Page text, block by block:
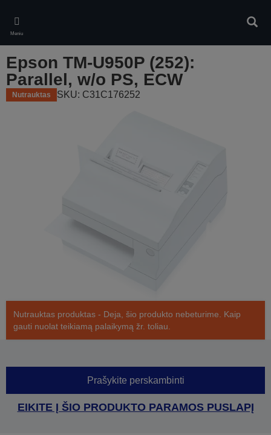
main
content
Meniu
Epson TM-U950P (252):
Parallel, w/o PS, ECW
Nutrauktas SKU: C31C176252
Nutrauktas produktas - Deja, šio produkto nebeturime. Kaip
gauti nuolat teikiamą palaikymą žr. toliau.
Prašykite perskambinti
EIKITE Į ŠIO PRODUKTO PARAMOS PUSLAPĮ